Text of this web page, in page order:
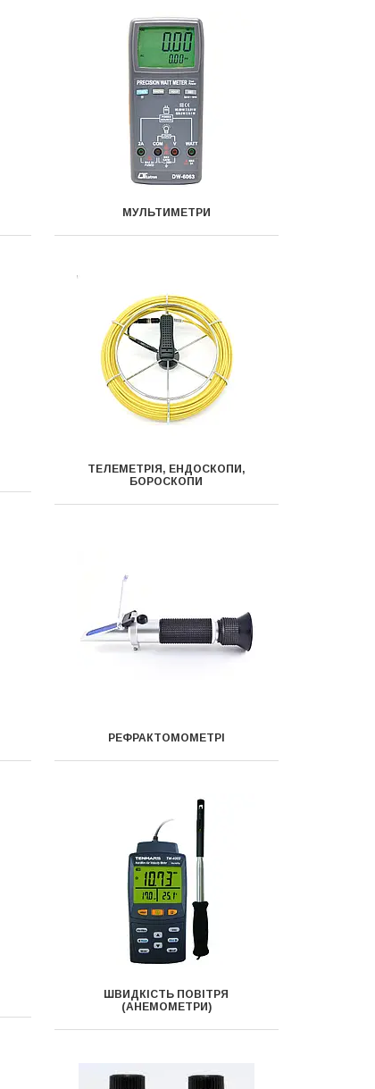
МУЛЬТИМЕТРИ
ТЕЛЕМЕТРІЯ, ЕНДОСКОПИ,
БОРОСКОПИ
РЕФРАКТОМОМЕТРІ
ШВИДКІСТЬ ПОВІТРЯ
(АНЕМОМЕТРИ)